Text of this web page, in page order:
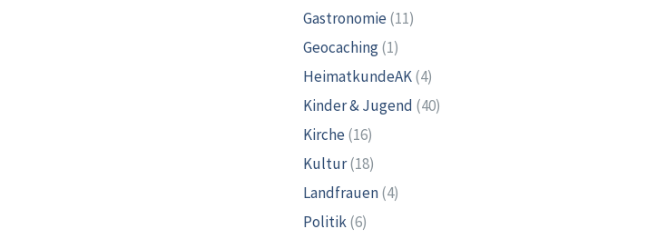
Gastronomie(11)
Geocaching(1)
HeimatkundeAK(4)
Kinder & Jugend (40)
Kirche(16)
Kultur(18)
Landfrauen(4)
Politik(6)